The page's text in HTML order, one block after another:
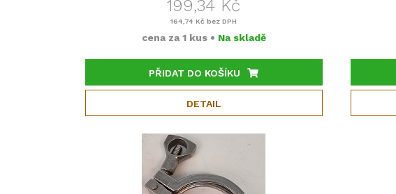
199,34 Kč
164,74 Kč bez DPH
cena za 1 kus • Na skladě
PŘIDAT DO KOŠÍKU
DETAIL